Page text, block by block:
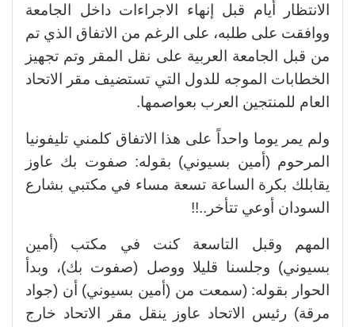
الانتظار أيام قبل إنهاء الاجراءات داخل الجامعة
ووافقت على طلبه، على الرغم من الاتفاق الذي تم
من قبل الجامعة العربية على نقل المقر وتم تجهيز
الخطابات الموجه للدول التي تستضيف مقر الاتحاد
العام للمنتجين العرب بعواصمها.
ولم يمر يوما واحداً على هذا الاتفاق كلمني تليفونيا
المرحوم (أمين بسيوني) بقوله: صفوت بك عاوز
يقابلك بكرة الساعة تسعة مساء في مكتبي بشارع
السودان أوعي تتأخر..!!
المهم وقبل التاسعة كنت في مكتب (أمين
بسيوني) وجلسنا قليلا ووصل (صفوت بك)، وبدأ
الحوار بقوله: (سمعت من (أمين بسيوني) أن (جواد
مرقة) رئيس الاتحاد عاوز ينقل مقر الاتحاد خارج